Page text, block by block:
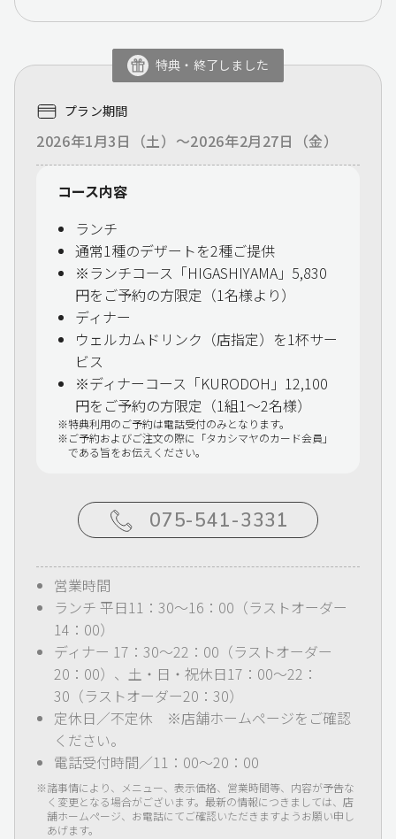
特典・終了しました
プラン期間
2026年1月3日（土）～2026年2月27日（金）
コース内容
ランチ
通常1種のデザートを2種ご提供
※ランチコース「HIGASHIYAMA」5,830
円をご予約の方限定（1名様より）
ディナー
ウェルカムドリンク（店指定）を1杯サー
ビス
※ディナーコース「KURODOH」12,100
円をご予約の方限定（1組1～2名様）
特典利用のご予約は電話受付のみとなります。
ご予約およびご注文の際に「タカシマヤのカード会員」
である旨をお伝えください。
075-541-3331
営業時間
ランチ 平日11：30～16：00（ラストオーダー
14：00）
ディナー 17：30～22：00（ラストオーダー
20：00）、土・日・祝休日17：00～22：
30（ラストオーダー20：30）
定休日／不定休 ※店舗ホームページをご確認
ください。
電話受付時間／11：00～20：00
諸事情により、メニュー、表示価格、営業時間等、内容が予告な
く変更となる場合がございます。最新の情報につきましては、店
舗ホームページ、お電話にてご確認いただきますようお願い申し
あげます。